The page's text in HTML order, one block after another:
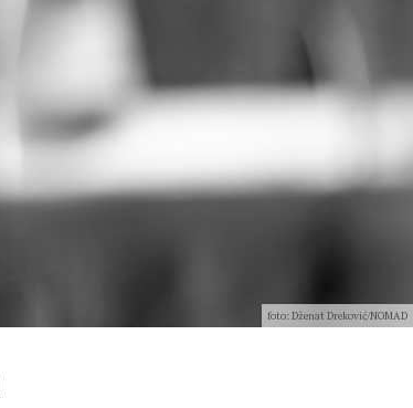
foto: Dženat Dreković/NOMAD